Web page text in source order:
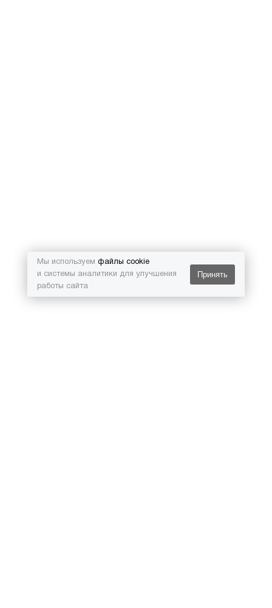
Мы используем файлы cookie
и системы аналитики для улучшения
работы сайта
Принять